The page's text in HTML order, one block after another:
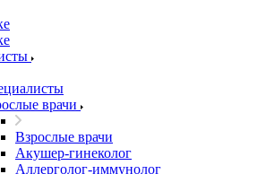
врачи
Взрослые врачи
Акушер-гинеколог
Аллерголог-иммунолог